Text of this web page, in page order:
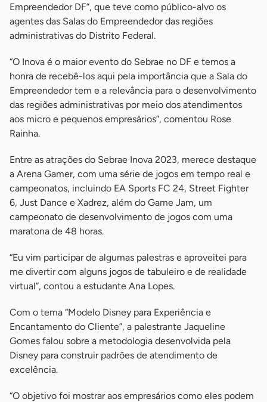
Empreendedor DF”, que teve como público-alvo os
agentes das Salas do Empreendedor das regiões
administrativas do Distrito Federal.
“O Inova é o maior evento do Sebrae no DF e temos a
honra de recebê-los aqui pela importância que a Sala do
Empreendedor tem e a relevância para o desenvolvimento
das regiões administrativas por meio dos atendimentos
aos micro e pequenos empresários”, comentou Rose
Rainha.
Entre as atrações do Sebrae Inova 2023, merece destaque
a Arena Gamer, com uma série de jogos em tempo real e
campeonatos, incluindo EA Sports FC 24, Street Fighter
6, Just Dance e Xadrez, além do Game Jam, um
campeonato de desenvolvimento de jogos com uma
maratona de 48 horas.
“Eu vim participar de algumas palestras e aproveitei para
me divertir com alguns jogos de tabuleiro e de realidade
virtual”, contou a estudante Ana Lopes.
Com o tema “Modelo Disney para Experiência e
Encantamento do Cliente”, a palestrante Jaqueline
Gomes falou sobre a metodologia desenvolvida pela
Disney para construir padrões de atendimento de
excelência.
“O objetivo foi mostrar aos empresários como eles podem